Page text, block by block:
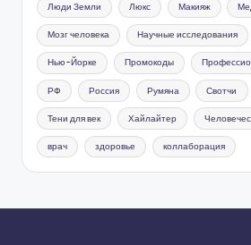
Люди Земли Люкс Макияж
Мозг человека Научные исследования
Нью-Йорке Промокоды
РФ Россия Румяна Свотчи
Тени для век Хайлайтер
врач здоровье коллаборация